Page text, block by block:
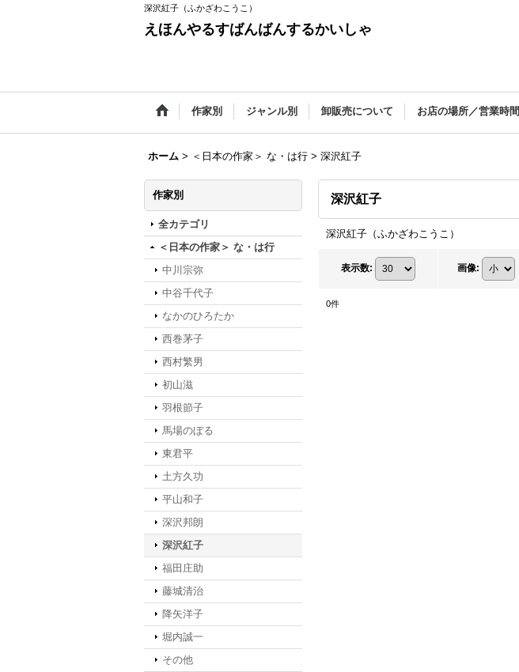
深沢紅子（ふかざわこうこ）
えほんやるすばんばんするかいしゃ
作家別 ジャンル別 卸販売について お店の場所／営業時間
ホーム > ＜日本の作家＞ な・は行 > 深沢紅子
作家別
全カテゴリ
＜日本の作家＞ な・は行
中川宗弥
中谷千代子
なかのひろたか
西巻茅子
西村繁男
初山滋
羽根節子
馬場のぼる
東君平
土方久功
平山和子
深沢邦朗
深沢紅子
福田庄助
藤城清治
降矢洋子
堀内誠一
その他
深沢紅子
深沢紅子（ふかざわこうこ）
表示数: 画像:
0件